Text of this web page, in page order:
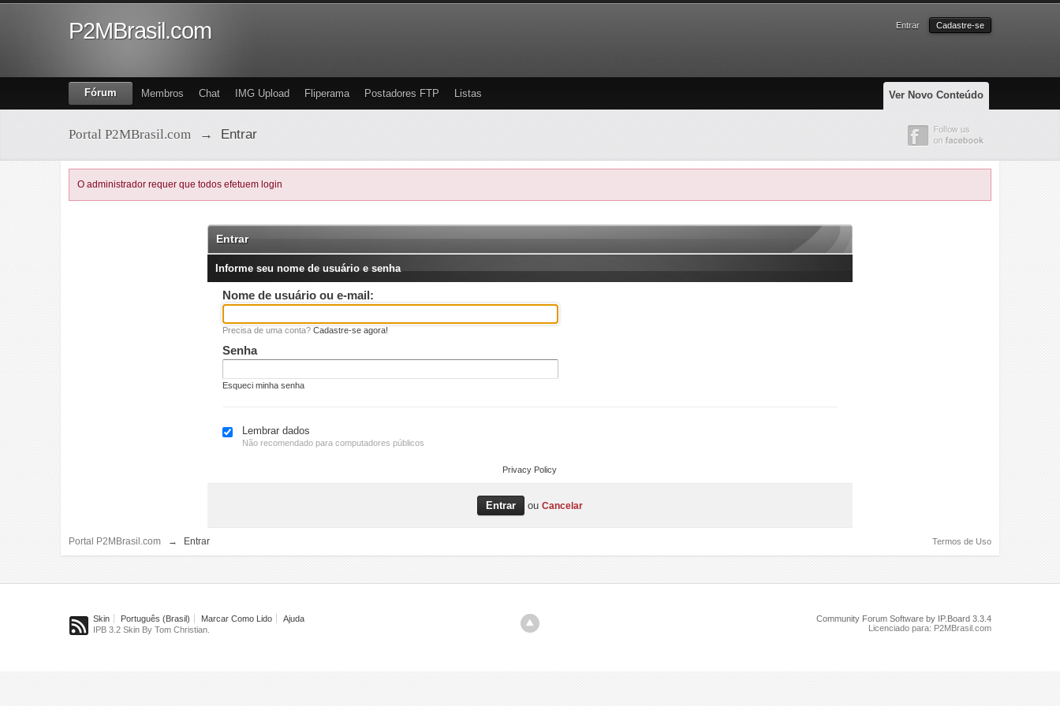
P2MBrasil.com Entrar Cadastre-se
Ver Novo Conteúdo
Fórum Membros Chat IMG Upload Fliperama Postadores FTP Listas
Portal P2MBrasil.com → Entrar
O administrador requer que todos efetuem login
Entrar
Informe seu nome de usuário e senha
Nome de usuário ou e-mail:
Precisa de uma conta? Cadastre-se agora!
Senha
Esqueci minha senha
Lembrar dados
Não recomendado para computadores públicos
Privacy Policy
ou Cancelar
Portal P2MBrasil.com → Entrar Termos de Uso
Skin Português (Brasil) Marcar Como Lido
Ajuda
IPB 3.2 Skin By Tom Christian.
Community Forum Software by IP.Board 3.3.4
Licenciado para: P2MBrasil.com